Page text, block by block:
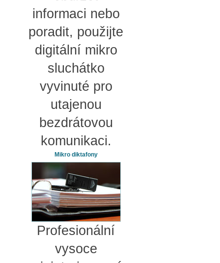
informaci nebo
poradit, použijte
digitální mikro
sluchátko
vyvinuté pro
utajenou
bezdrátovou
komunikaci.
Mikro diktafony
Profesionální
vysoce